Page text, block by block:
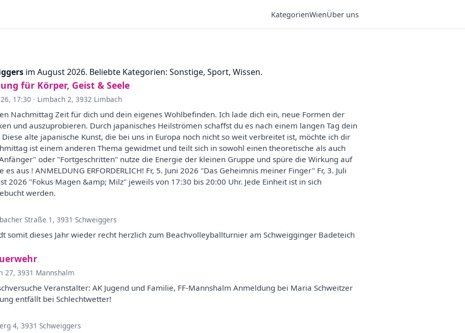
KategorienWienÜber uns
im August 2026. Beliebte Kategorien: Sonstige, Sport, Wissen.
für Körper, Geist & Seele
17:30 · Limbach 2, 3932 Limbach
Nachmittag Zeit für dich und dein eigenes Wohlbefinden. Ich lade dich ein, neue Formen der
und auszuprobieren. Durch japanisches Heilströmen schaffst du es nach einem langen Tag dein
alte japanische Kunst, die bei uns in Europa noch nicht so weit verbreitet ist, möchte ich dir
ist einem anderen Thema gewidmet und teilt sich in sowohl einen theoretische als auch
oder "Fortgeschritten" nutze die Energie der kleinen Gruppe und spüre die Wirkung auf
aus ! ANMELDUNG ERFORDERLICH! Fr, 5. Juni 2026 "Das Geheimnis meiner Finger" Fr, 3. Juli
2026 "Fokus Magen &amp; Milz" jeweils von 17:30 bis 20:00 Uhr. Jede Einheit ist in sich
werden.
Straße 1, 3931 Schweiggers
somit dieses Jahr wieder recht herzlich zum Beachvolleyballturnier am Schweigginger Badeteich
27, 3931 Mannshalm
Veranstalter: AK Jugend und Familie, FF-Mannshalm Anmeldung bei Maria Schweitzer
entfällt bei Schlechtwetter!
4, 3931 Schweiggers